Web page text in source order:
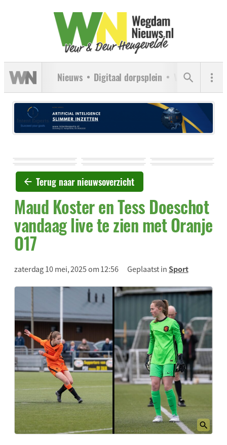
Nieuws Digitaal dorpsplein Verenigingen
Terug naar nieuwsoverzicht
Maud Koster en Tess Doeschot
vandaag live te zien met Oranje
O17
zaterdag 10 mei, 2025 om 12:56 Geplaatst inSport